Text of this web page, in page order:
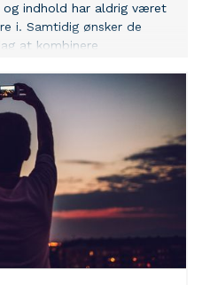
og indhold har aldrig været
i. Samtidig ønsker de
at kombinere
nyt underholdningsprodukt,
kanaler og førende
Play giver danskerne
sammensætte og
indhold, så de kun
at se, til en attraktiv pris.